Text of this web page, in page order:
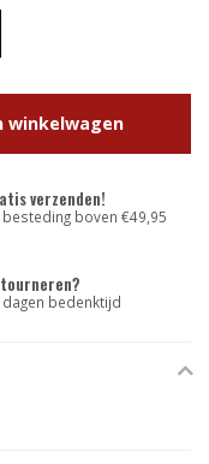
winkelwagen
verzenden!
besteding boven €49,95
dagen bedenktijd